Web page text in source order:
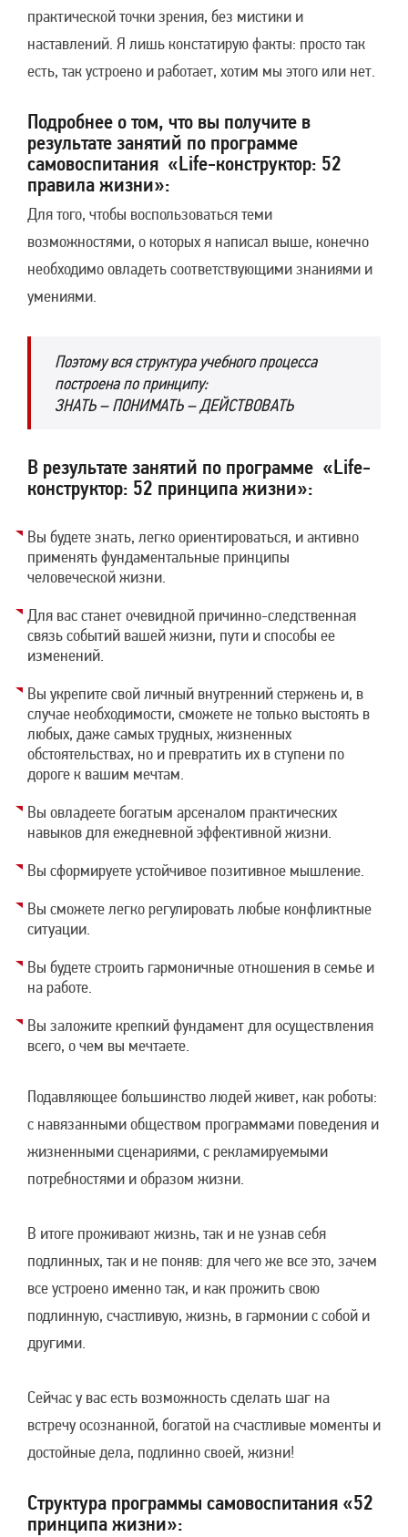
практической точки зрения, без мистики и
наставлений. Я лишь констатирую факты: просто так
есть, так устроено и работает, хотим мы этого или нет.
Подробнее о том, что вы получите в
результате занятий по программе
самовоспитания «Life-конструктор: 52
правила жизни»:
Для того, чтобы воспользоваться теми
возможностями, о которых я написал выше, конечно
необходимо овладеть соответствующими знаниями и
умениями.
Поэтому вся структура учебного процесса
построена по принципу:
ЗНАТЬ – ПОНИМАТЬ – ДЕЙСТВОВАТЬ
В результате занятий по программе «Life-
конструктор: 52 принципа жизни»:
Вы будете знать, легко ориентироваться, и активно
применять фундаментальные принципы
человеческой жизни.
Для вас станет очевидной причинно-следственная
связь событий вашей жизни, пути и способы ее
изменений.
Вы укрепите свой личный внутренний стержень и, в
случае необходимости, сможете не только выстоять в
любых, даже самых трудных, жизненных
обстоятельствах, но и превратить их в ступени по
дороге к вашим мечтам.
Вы овладеете богатым арсеналом практических
навыков для ежедневной эффективной жизни.
Вы сформируете устойчивое позитивное мышление.
Вы сможете легко регулировать любые конфликтные
ситуации.
Вы будете строить гармоничные отношения в семье и
на работе.
Вы заложите крепкий фундамент для осуществления
всего, о чем вы мечтаете.
Подавляющее большинство людей живет, как роботы:
с навязанными обществом программами поведения и
жизненными сценариями, с рекламируемыми
потребностями и образом жизни.
В итоге проживают жизнь, так и не узнав себя
подлинных, так и не поняв: для чего же все это, зачем
все устроено именно так, и как прожить свою
подлинную, счастливую, жизнь, в гармонии с собой и
другими.
Сейчас у вас есть возможность сделать шаг на
встречу осознанной, богатой на счастливые моменты и
достойные дела, подлинно своей, жизни!
Структура программы самовоспитания «52
принципа жизни»: